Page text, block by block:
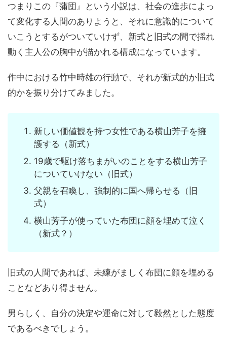
つまりこの『蒲団』という小説は、社会の進歩によっ
て変化する人間のありようと、それに意識的について
いこうとするがついていけず、新式と旧式の間で揺れ
動く主人公の胸中が描かれる構成になっています。
作中における竹中時雄の行動で、それが新式的か旧式
的かを振り分けてみました。
新しい価値観を持つ女性である横山芳子を擁
護する（新式）
19歳で駆け落ちまがいのことをする横山芳子
についていけない（旧式）
父親を召喚し、強制的に国へ帰らせる（旧
式）
横山芳子が使っていた布団に顔を埋めて泣く
（新式？）
旧式の人間であれば、未練がましく布団に顔を埋める
ことなどあり得ません。
男らしく、自分の決定や運命に対して毅然とした態度
であるべきでしょう。